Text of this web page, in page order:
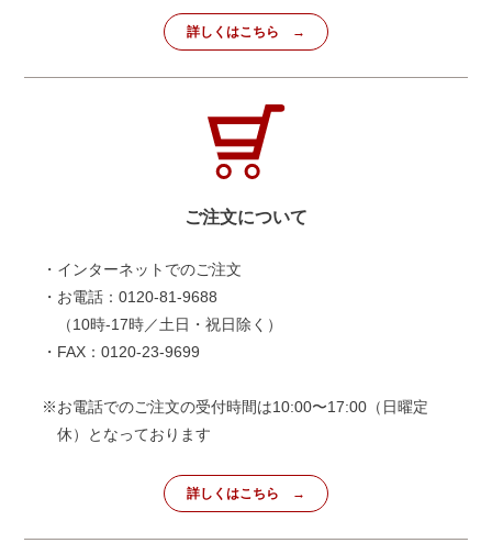
詳しくはこちら
ご注文について
・インターネットでのご注文
・お電話：0120-81-9688
（10時-17時／土日・祝日除く）
・FAX：0120-23-9699
※お電話でのご注文の受付時間は10:00〜17:00（日曜定
休）となっております
詳しくはこちら